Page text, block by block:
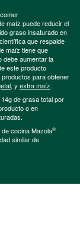
maíz puede reducir el
graso insaturado en
que respalde
maíz tiene que
debe aumentar la
este producto
para obtener
, y extra maíz.
de grasa total por
o en
cocina Mazola®
similar de